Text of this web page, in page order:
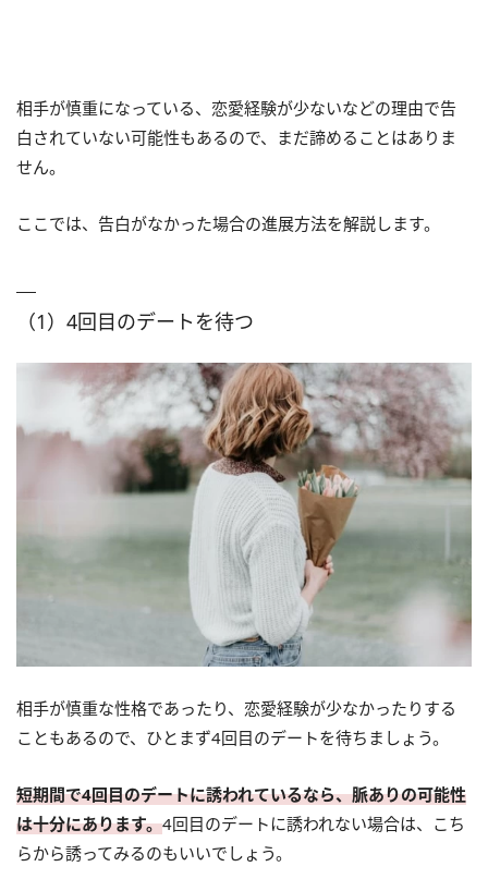
相手が慎重になっている、恋愛経験が少ないなどの理由で告
白されていない可能性もあるので、まだ諦めることはありま
せん。
ここでは、告白がなかった場合の進展方法を解説します。
（1）4回目のデートを待つ
相手が慎重な性格であったり、恋愛経験が少なかったりする
こともあるので、ひとまず4回目のデートを待ちましょう。
短期間で4回目のデートに誘われているなら、脈ありの可能性
は十分にあります。4回目のデートに誘われない場合は、こち
らから誘ってみるのもいいでしょう。